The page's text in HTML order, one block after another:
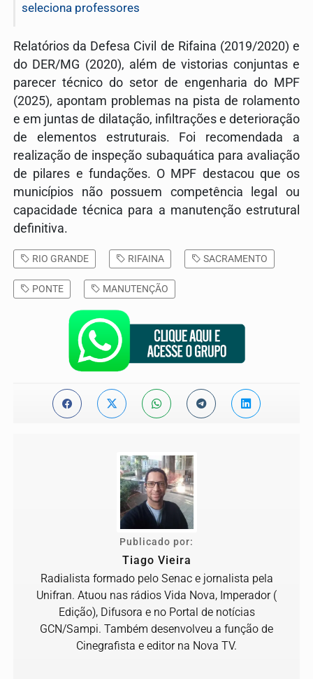
seleciona professores
Relatórios da Defesa Civil de Rifaina (2019/2020) e
do DER/MG (2020), além de vistorias conjuntas e
parecer técnico do setor de engenharia do MPF
(2025), apontam problemas na pista de rolamento
e em juntas de dilatação, infiltrações e deterioração
de elementos estruturais. Foi recomendada a
realização de inspeção subaquática para avaliação
de pilares e fundações. O MPF destacou que os
municípios não possuem competência legal ou
capacidade técnica para a manutenção estrutural
definitiva.
RIO GRANDE RIFAINA SACRAMENTO
PONTE MANUTENÇÃO
Publicado por:
Tiago Vieira
Radialista formado pelo Senac e jornalista pela
Unifran. Atuou nas rádios Vida Nova, Imperador (
Edição), Difusora e no Portal de notícias
GCN/Sampi. Também desenvolveu a função de
Cinegrafista e editor na Nova TV.